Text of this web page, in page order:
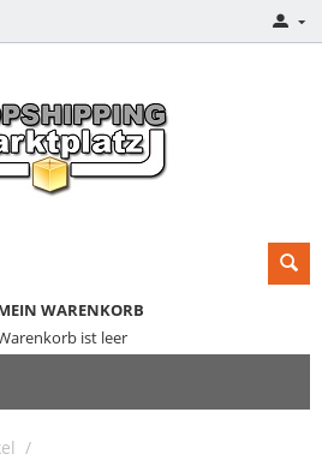
WARENKORB
ist leer
/